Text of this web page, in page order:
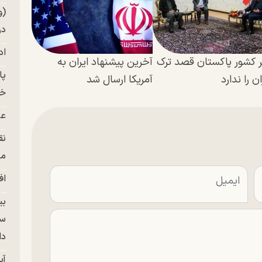
کشور پاکستان قصد ترک
را ندارد
آخرین پیشنهاد ایران به
آمریکا ارسال شد